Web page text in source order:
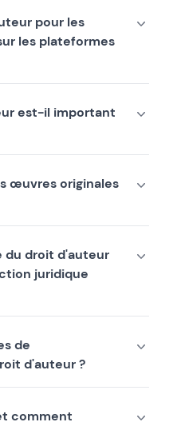
pour les
les plateformes
est-il important
œuvres originales
du droit d'auteur
juridique
de
d'auteur ?
comment